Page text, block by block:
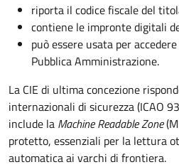
riporta il codice fiscale del
contiene le impronte digitali
può essere usata per
Pubblica Amministrazione.
La CIE di ultima concezione
internazionali di sicurezza (ICAO
include la Machine Readable Zone
protetto, essenziali per la lettura
automatica ai varchi di frontiera.